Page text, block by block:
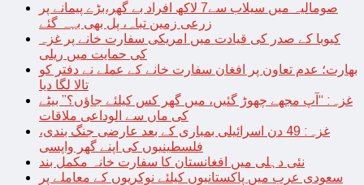
صومالیہ میں سیلاب سے7 لاکھ افراد بے گھر،بڑے پیمانے پر
زرعی زمین تباہ، پل بھی بہہ گئے
کیوبا کے صدر کی قیادت میں امریکی سفارت خانے پر غزہ
کی حمایت میں ریلی
بھارت؛ عدم تعاون پر افغان سفارت خانے کے عملے نے دفتر کو
تالا لگا دیا
غزہ: “آپ مجھے چھوڑ گئیں، میں گھر کس کیلئے جاؤں؟” بیٹے
کی ماں سے الوداعی ملاقات
غزہ: 49 دن اسرائیلی بمباری کے بعد عارضی جنگ بندی،
فلسطینیوں کی اپنے گھر واپسی
نئی دہلی میں افغانستان کا سفارت خانہ مکمل بند
سعودی عرب میں پاکستانیوں کیلئے نوکریوں کے معاملے پر